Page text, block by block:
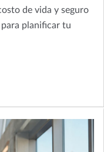
de vida y seguro
planificar tu